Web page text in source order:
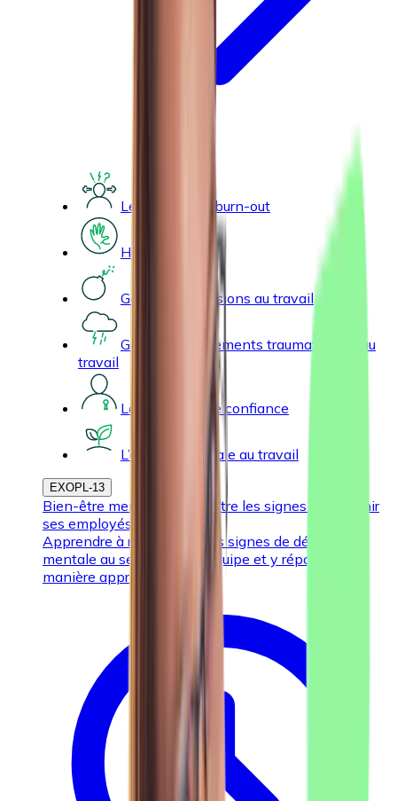
Le stress et le burn-out
Harcèlement
Gérer les agressions au travail
Gérer les événements traumatisants au
travail
La personne de confiance
L’énergie mentale au travail
EXOPL-13
Bien-être mental : reconnaître les signes et soutenir
ses employés
Apprendre à reconnaître les signes de détresse
mentale au sein de votre équipe et y répondre de
manière appropriée.